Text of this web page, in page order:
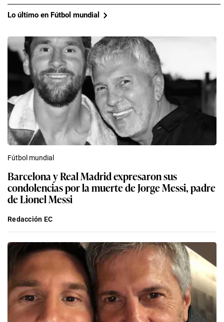
Lo último en Fútbol mundial
Fútbol mundial
Barcelona y Real Madrid expresaron sus
condolencias por la muerte de Jorge Messi, padre
de Lionel Messi
Redacción EC